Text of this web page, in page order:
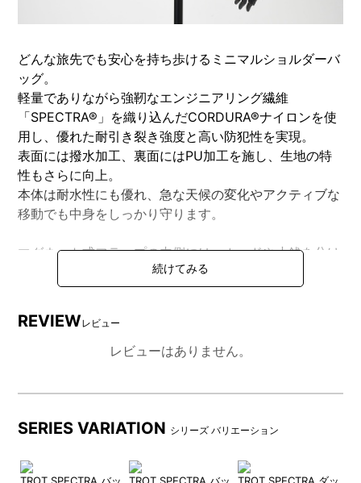
どんな旅先でも安心を持ち歩けるミニマルショルダーバ
ッグ。
軽量でありながら強靭なエンジニアリング繊維
「SPECTRA®」を織り込んだCORDURA®ナイロンを使
用し、優れた耐引き裂き強度と高い防犯性を実現。
表面には撥水加工、裏面にはPU加工を施し、生地の特
性もさらに向上。
本体は耐水性にも優れ、急な天候の変化やアクティブな
移動でも中身をしっかり守ります。
マグネット式フラップの内側には、カードや小銭を分け
て収納できる便利なポケットや仕切り、ペンホルダーを
ートメントには、スキミング防止生地のファスナーポケ
ットや着脱できるキーリングを備え、
スマートに、そして確実に、大切なものを守る旅の相棒
REVIEWレビュー
レビューはありません。
SERIES VARIATION シリーズ バリエーション